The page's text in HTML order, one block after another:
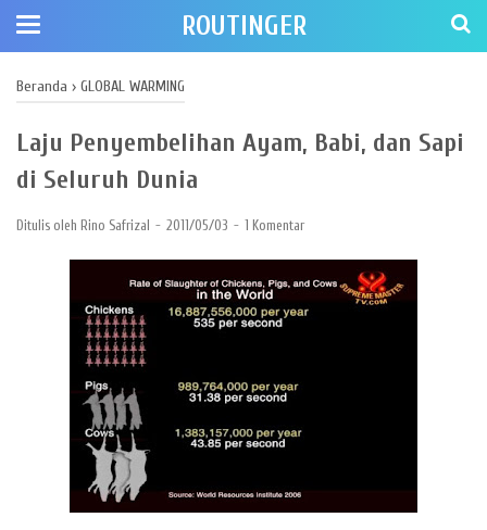
ROUTINGER
Beranda › GLOBAL WARMING
Laju Penyembelihan Ayam, Babi, dan Sapi
di Seluruh Dunia
Ditulis oleh Rino Safrizal 2011/05/03 1 Komentar